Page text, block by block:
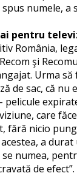
numele,
pentru
România,
şi
Urma să
de sac, că nu
care
nicio
a
numea,
de efect”.